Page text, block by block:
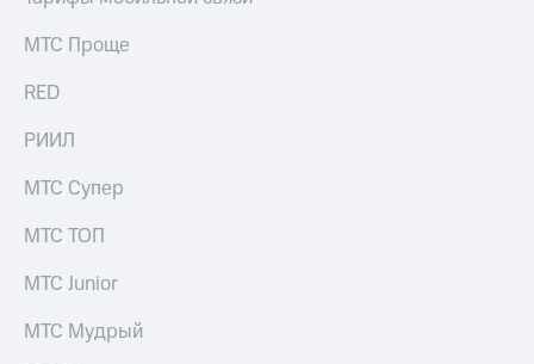
МТС Проще
RED
РИИЛ
МТС Супер
МТС ТОП
МТС Junior
МТС Мудрый